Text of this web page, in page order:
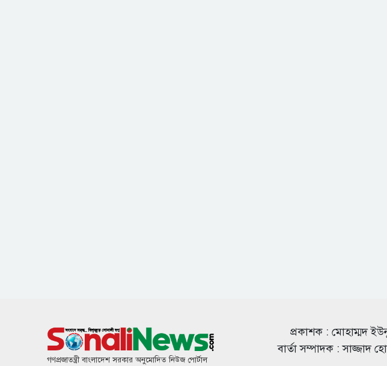
গণপ্রজাতন্ত্রী বাংলাদেশ সরকার অনুমোদিত নিউজ পোর্টাল
প্রকাশক : মোহাম্মদ
বার্তা সম্পাদক : সাজ্জাদ